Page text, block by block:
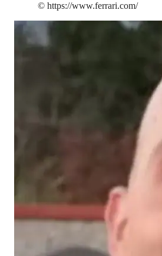
© https://www.ferrari.com/